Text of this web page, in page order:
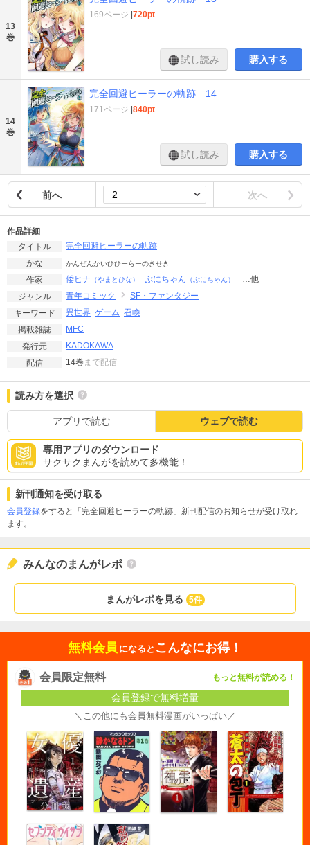
13
巻
169ページ |720pt
試し読み 購入する
14
巻
完全回避ヒーラーの軌跡 14
171ページ |840pt
試し読み 購入する
前へ 次へ
作品詳細
タイトル
完全回避ヒーラーの軌跡
かな
かんぜんかいひひーらーのきせき
作家 倭ヒナ （やまとひな） ぷにちゃん （ぷにちゃん）
…他
ジャンル
青年コミック
SF・ファンタジー
キーワード
異世界 ゲーム 召喚
掲載雑誌
MFC
発行元
KADOKAWA
配信
14巻 まで配信
読み方を選択
アプリで読む ウェブで読む
専用アプリのダウンロード
サクサクまんがを読めて多機能！
新刊通知を受け取る
会員登録をすると「完全回避ヒーラーの軌跡」新刊配信のお知らせが受け取れ
ます。
みんなのまんがレポ
まんがレポを見る 5件
無料会員 になると こんなにお得！
会員限定無料 もっと無料が読める！
会員登録で無料増量
＼この他にも会員無料漫画がいっぱい／